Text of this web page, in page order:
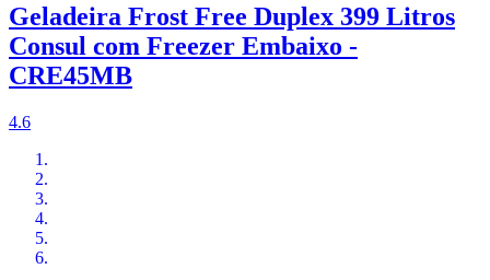
Geladeira Frost Free Duplex 399 Litros
Consul com Freezer Embaixo -
CRE45MB
4.6